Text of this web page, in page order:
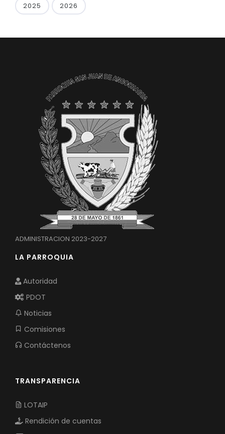
2025 2026
ADMINISTRACION 2023-2027
LA PARROQUIA
Autoridad
PDOT
Noticias
Comisiones
Contáctenos
TRANSPARENCIA
LOTAIP
Rendición de cuentas